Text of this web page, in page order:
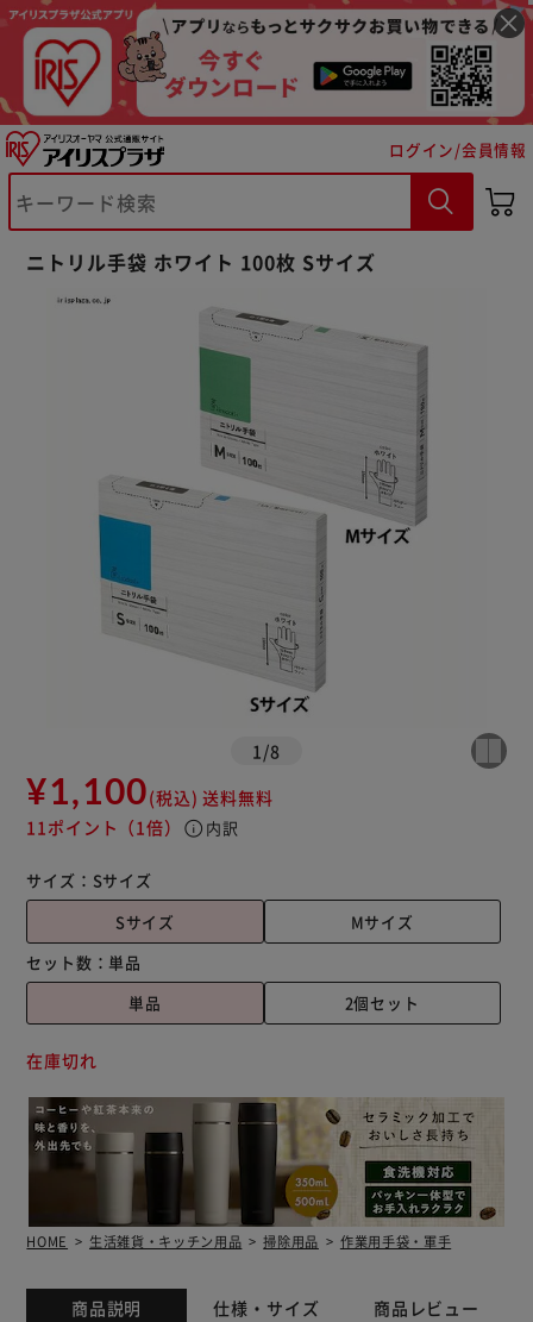
ログイン/会員情報
ニトリル手袋 ホワイト 100枚 Sサイズ
1 /8
¥1,100(税込) 送料無料
11ポイント （1倍） info 内訳
サイズ： Sサイズ
Sサイズ
Mサイズ
セット数： 単品
単品
2個セット
在庫切れ
HOME 生活雑貨・キッチン用品 掃除用品 作業用手袋・軍手
商品説明 仕様・サイズ 商品レビュー
※ご確認ください
カートに入れる